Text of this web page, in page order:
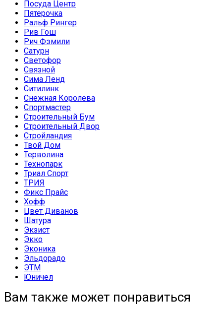
Посуда Центр
Пятерочка
Ральф Рингер
Рив Гош
Рич Фэмили
Сатурн
Светофор
Связной
Сима Ленд
Ситилинк
Снежная Королева
Спортмастер
Строительный Бум
Строительный Двор
Стройландия
Твой Дом
Терволина
Технопарк
Триал Спорт
ТРИЯ
Фикс Прайс
Хофф
Цвет Диванов
Шатура
Экзист
Экко
Эконика
Эльдорадо
ЭТМ
Юничел
Вам также может понравиться